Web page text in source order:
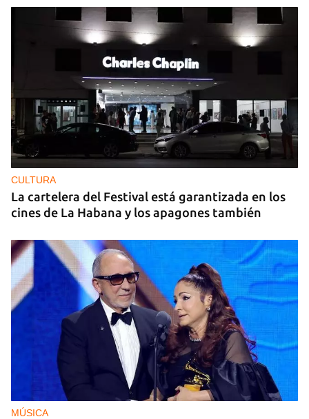
CULTURA
La cartelera del Festival está garantizada en los
cines de La Habana y los apagones también
MÚSICA